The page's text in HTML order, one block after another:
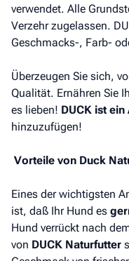
verwendet. Alle
Verzehr zugelassen.
Geschmacks-, Farb-
Überzeugen Sie sich,
Qualität. Ernähren Sie
es lieben! DUCK ist
hinzuzufügen!
Vorteile von Duck
Eines der wichtigsten
ist, daß Ihr Hund es
Hund verrückt nach
von DUCK Naturfutter